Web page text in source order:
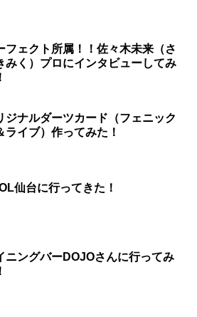
フェクト所属！！佐々木未来（さ
みく）プロにインタビューしてみ
ジナルダーツカード（フェニック
ライブ）作ってみた！
仙台に行ってきた！
ニングバーDOJOさんに行ってみ